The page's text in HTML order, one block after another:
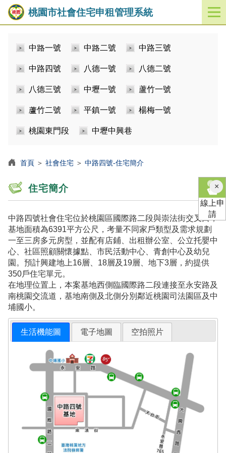
桃園市社會住宅申租管理系統
開
啟
中路一號 中路二號 中路三號
中路四號 八德一號 八德二號
八德三號 中壢一號 蘆竹一號
蘆竹二號 平鎮一號 楊梅一號
桃園東門段 中壢中興巷
首頁 ＞ 社會住宅 ＞ 中路四號-住宅簡介
住宅簡介
中路四號社會住宅位於桃園區國際路二段與崇法街交叉口，
基地面積為6391平方公尺，考量不同家戶類型及需求規劃
一至三房多元房型，並配有店鋪、出租辦公室、公立托嬰中
心、社區照顧關懷據點、市民活動中心、青創中心及幼兒
園。預計興建地上16層、18層及19層、地下3層，約提供
350戶住宅單元。
在地理位置上，本案基地西側臨國際路二段連接至永安路及
南桃園交流道，基地南側及北側分別鄰近桃園司法園區及中
埔國小。
生活機能圖 電子地圖 空拍照片
×關
閉
線上申
請